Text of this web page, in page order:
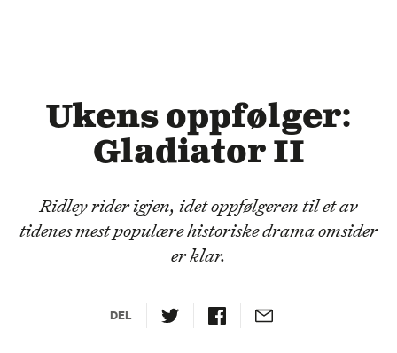
Ukens oppfølger:
Gladiator II
Ridley rider igjen, idet oppfølgeren til et av
tidenes mest populære historiske drama omsider
er klar.
DEL